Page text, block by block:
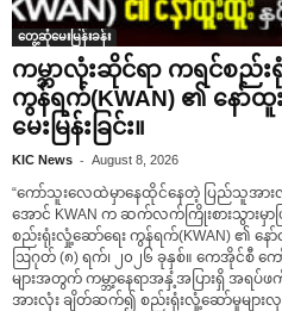
တွေ့ဆုံမေးမြန်းခန်း
ကမ္ဘာလုံးဆိုင်ရာ ကရင်စည်း
ကွန်ရက်(KWAN) ၏ နေ
မေးမြန်းခြင်း။
KIC News - August 8, 2026
“ကော်သူးလေထဲမှာနေထိုင်နေတဲ့ ပြည်သူအာ
အောင် KWAN က ဆက်လက်ကြိုးစားသွားမှာ
စည်းရုံးလှုံ့ဆော်ရေး ကွန်ရက်(KWAN) ၏ နေ
ဩဂုတ် (၈) ရက်၊ ၂၀၂၆ ခုနှစ်။ ကေအိုင်စီ က
များအတွက် ကမ္ဘာ့နေရာအနှံ့အပြားရှိ အရပ်
အားလုံး ချိတ်ဆက်၍ စည်းရုံးလှုံ့ဆော်မှုများ